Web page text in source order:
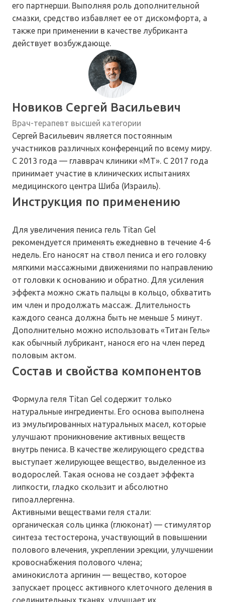
его партнерши. Выполняя роль дополнительной
смазки, средство избавляет ее от дискомфорта, а
также при применении в качестве лубриканта
действует возбуждающе.
Новиков Сергей Васильевич
Врач-терапевт высшей категории
Сергей Васильевич является постоянным
участников различных конференций по всему миру.
С 2013 года — главврач клиники «МТ». С 2017 года
принимает участие в клинических испытаниях
медицинского центра Шиба (Израиль).
Инструкция по применению
Для увеличения пениса гель Titan Gel
рекомендуется применять ежедневно в течение 4-6
недель. Его наносят на ствол пениса и его головку
мягкими массажными движениями по направлению
от головки к основанию и обратно. Для усиления
эффекта можно сжать пальцы в кольцо, обхватить
им член и продолжать массаж. Длительность
каждого сеанса должна быть не меньше 5 минут.
Дополнительно можно использовать «Титан Гель»
как обычный лубрикант, нанося его на член перед
половым актом.
Состав и свойства компонентов
Формула геля Titan Gel содержит только
натуральные ингредиенты. Его основа выполнена
из эмульгированных натуральных масел, которые
улучшают проникновение активных веществ
внутрь пениса. В качестве желирующего средства
выступает желирующее вещество, выделенное из
водорослей. Такая основа не создает эффекта
липкости, гладко скользит и абсолютно
гипоаллергенна.
Активными веществами геля стали:
органическая соль цинка (глюконат) — стимулятор
синтеза тестостерона, участвующий в повышении
полового влечения, укреплении эрекции, улучшении
кровоснабжения полового члена;
аминокислота аргинин — вещество, которое
запускает процесс активного клеточного деления в
соединительных тканях, улучшает их